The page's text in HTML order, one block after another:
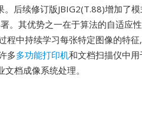
后续修订版JBIG2(T.88)增加了
。其优势之一在于算法的自适应
程中持续学习每张特定图像的特
多多功能打印机和文档扫描仪中
档成像系统处理。